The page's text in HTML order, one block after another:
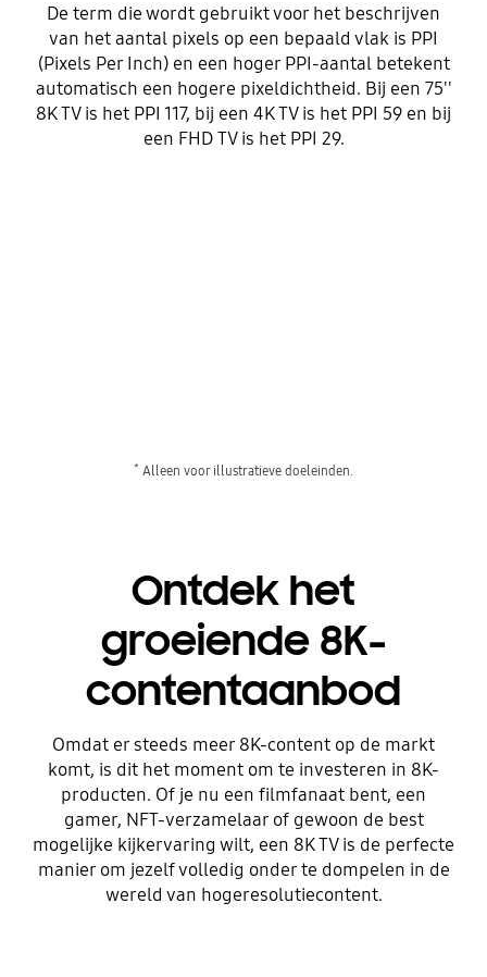
De term die wordt gebruikt voor het beschrijven
van het aantal pixels op een bepaald vlak is PPI
(Pixels Per Inch) en een hoger PPI-aantal betekent
automatisch een hogere pixeldichtheid. Bij een 75''
8K TV is het PPI 117, bij een 4K TV is het PPI 59 en bij
een FHD TV is het PPI 29.
* Alleen voor illustratieve doeleinden.
Ontdek het
groeiende 8K-
contentaanbod
Omdat er steeds meer 8K-content op de markt
komt, is dit het moment om te investeren in 8K-
producten. Of je nu een filmfanaat bent, een
gamer, NFT-verzamelaar of gewoon de best
mogelijke kijkervaring wilt, een 8K TV is de perfecte
manier om jezelf volledig onder te dompelen in de
wereld van hogeresolutiecontent.